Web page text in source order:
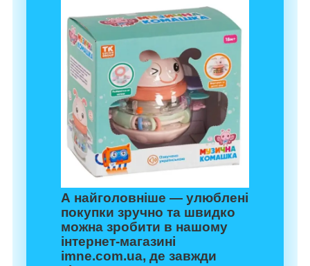
А найголовніше — улюблені
покупки зручно та швидко
можна зробити в нашому
інтернет-магазині
imne.com.ua, де завжди